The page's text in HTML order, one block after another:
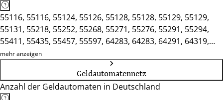
55116, 55116, 55124, 55126, 55128, 55128, 55129, 55129,
55131, 55218, 55252, 55268, 55271, 55276, 55291, 55294,
55411, 55435, 55457, 55597, 64283, 64283, 64291, 64319,
64342, 64367, 64372, 64380, 64390, 64397, 64409, 64521,
64546, 64546, 64560, 64572, 64579, 64625, 64625, 64646,
64653, 65239, 65468, 68519, 68623, 68647
mehr anzeigen
Geldautomatennetz
Anzahl der Geldautomaten in Deutschland